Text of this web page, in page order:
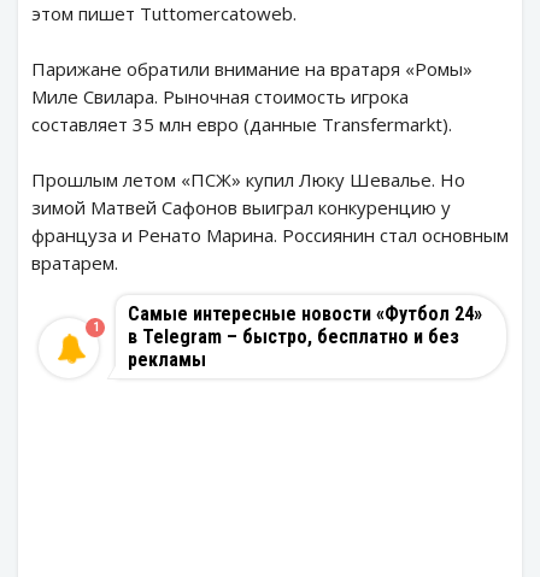
этом пишет Tuttomercatoweb.
Парижане обратили внимание на вратаря «Ромы»
Миле Свилара. Рыночная стоимость игрока
составляет 35 млн евро (данные Transfermarkt).
Прошлым летом «ПСЖ» купил Люку Шевалье. Но
зимой Матвей Сафонов выиграл конкуренцию у
француза и Ренато Марина. Россиянин стал основным
вратарем.
Самые интересные новости «Футбол 24»
в Telegram – быстро, бесплатно и без
рекламы
1